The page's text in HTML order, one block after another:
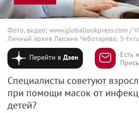
Фото, видео: www.globallookpress.com /
Личный архив Люсине Чеботарева; 5-tv.ru
Перейти вДзен
Есть
Специалисты советуют
при помощи масок от
детей?